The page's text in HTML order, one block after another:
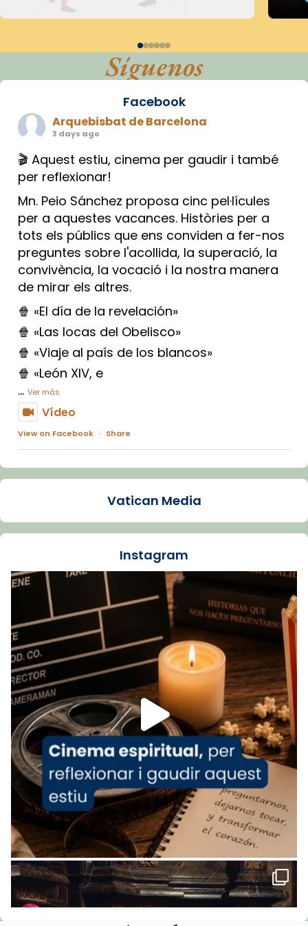
Síguenos
Facebook
Arquebisbat de Barcelona
3 days ago
🎬 Aquest estiu, cinema per gaudir i també
per reflexionar!
Mn. Peio Sánchez proposa cinc pel·lícules
per a aquestes vacances. Històries per a
tots els públics que ens conviden a fer-nos
preguntes sobre l'acollida, la superació, la
convivència, la vocació i la nostra manera
de mirar els altres.
🍿 «El día de la revelación»
🍿 «Las locas del Obelisco»
🍿 «Viaje al país de los blancos»
🍿 «León XIV, e
... Ver más
Vídeo
View on Facebook · Share
Arquebisbat de Barcelona
La Carmina va patir depressió. Fa gairebé
dos mesos, a l'Estadi Lluís Companys, la
Recupera l'entrevista comp
Vatican
tican News 👇
www.vaticannews.va/es/iglesia/news/2026-
07/carmina-historia-depresion-papa-viaje-
espana-testimoni...
Foto
View on Facebook · Share
Arquebisbat de Barcelona
2 weeks ago
«Avui les santes Juliana i Semproniana ens
ajuden a alçar la mirada»
Mons. Sergi Gordo, bisbe de Tortosa, ha
presidit aquest 27 de juliol la missa de Les
Santes de Mataró.
🔗tinyurl.com/cvu5jmbk
📸 J. Merino
Vatican Media
Instagram